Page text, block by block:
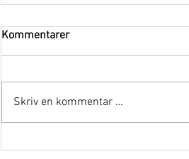
Kommentarer
Skriv en kommentar …